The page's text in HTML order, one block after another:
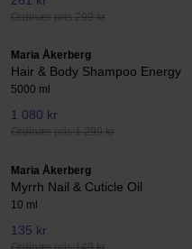
Ordinær pris 299 kr
Maria Åkerberg
Hair & Body Shampoo Energy
5000 ml
1 080 kr
Ordinær pris 1 299 kr
Maria Åkerberg
Myrrh Nail & Cuticle Oil
10 ml
135 kr